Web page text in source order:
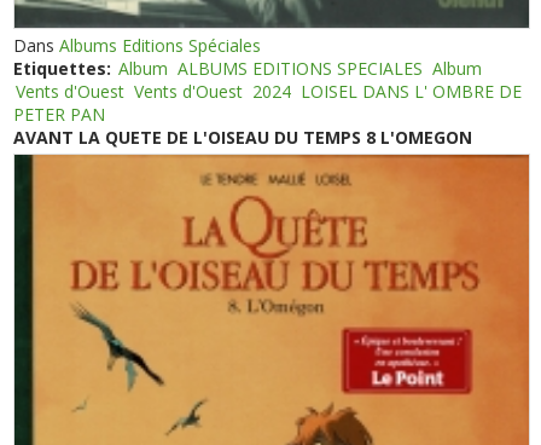
DansAlbums Editions Spéciales
Etiquettes: Album ALBUMS EDITIONS SPECIALES Album
Vents d'Ouest Vents d'Ouest 2024 LOISEL DANS L' OMBRE DE
PETER PAN
AVANT LA QUETE DE L'OISEAU DU TEMPS 8 L'OMEGON